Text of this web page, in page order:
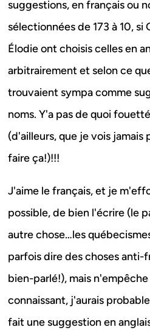
suggestions, en français ou
sélectionnées de 173 à 10, si
Élodie ont choisis celles en
arbitrairement et selon ce
trouvaient sympa comme
noms. Y'a pas de quoi
(d'ailleurs, que je vois jamais
faire ça!)!!!
J'aime le français, et je
possible, de bien l'écrire (le
autre chose…les
parfois dire des choses anti-
bien-parlé!), mais
connaissant, j'aurais
fait une suggestion en